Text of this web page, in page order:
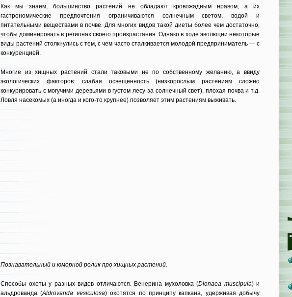
Как мы знаем, большинство растений не обладают кровожадным нравом, а их
гастрономические предпочтения ограничиваются солнечным светом, водой и
питательными веществами в почве. Для многих видов такой диеты более чем достаточно,
чтобы доминировать в регионах своего произрастания. Однако в ходе эволюции некоторые
виды растений столкнулись с тем, с чем часто сталкивается молодой предприниматель — с
конкуренцией.
Многие из хищных растений стали таковыми не по собственному желанию, а ввиду
экологических факторов: слабая освещенность (низкорослым растениям сложно
конкурировать с могучими деревьями в густом лесу за солнечный свет), плохая почва и т.д.
Ловля насекомых (а иногда и кого-то крупнее) позволяет этим растениям выживать.
Познавательный и юморной ролик про хищных растений.
Способы охоты у разных видов отличаются. Венерина мухоловка (Dionaea muscipula) и
альдрованда (Aldrovanda vesiculosa) охотятся по принципу капкана, удерживая добычу